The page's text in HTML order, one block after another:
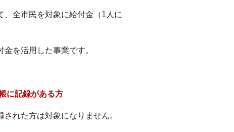
全市民を対象に給付金（1人に
を活用した事業です。
に記録がある方
れた方は対象になりません。